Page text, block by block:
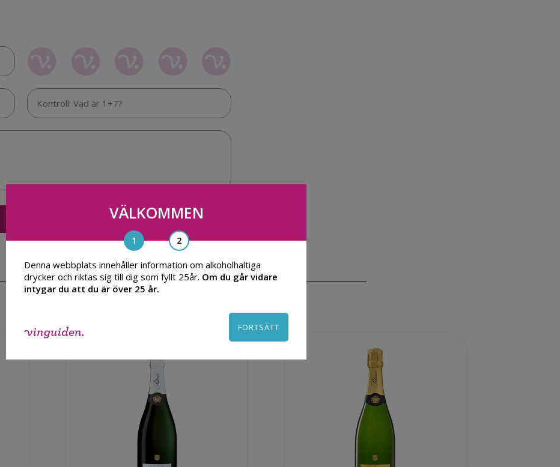
Du kanske också gillar
VÄLKOMMEN
Denna webbplats innehåller information om alkoholhaltiga
drycker och riktas sig till dig som fyllt 25år. Om du går vidare
intygar du att du är över 25 år.
FORTSÄTT